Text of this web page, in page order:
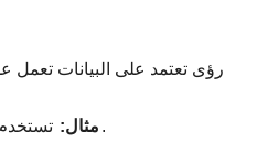
رؤى تعتمد على البيانات
مثال: تستخدم الشركة المصنعة بيانات أداء المورد للتبديل إلى بائع أكثر موثوقية ، مما يقلل من تأخير الإنتاج.